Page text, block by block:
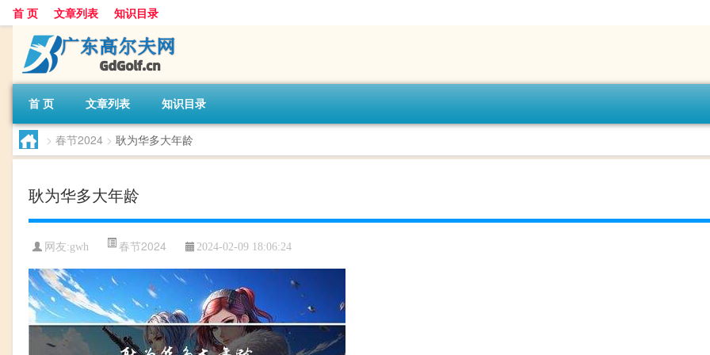
首 页 文章列表 知识目录
首 页 文章列表 知识目录
> 春节2024 > 耿为华多大年龄
耿为华多大年龄
网友:gwh 春节2024 2024-02-09 18:06:24